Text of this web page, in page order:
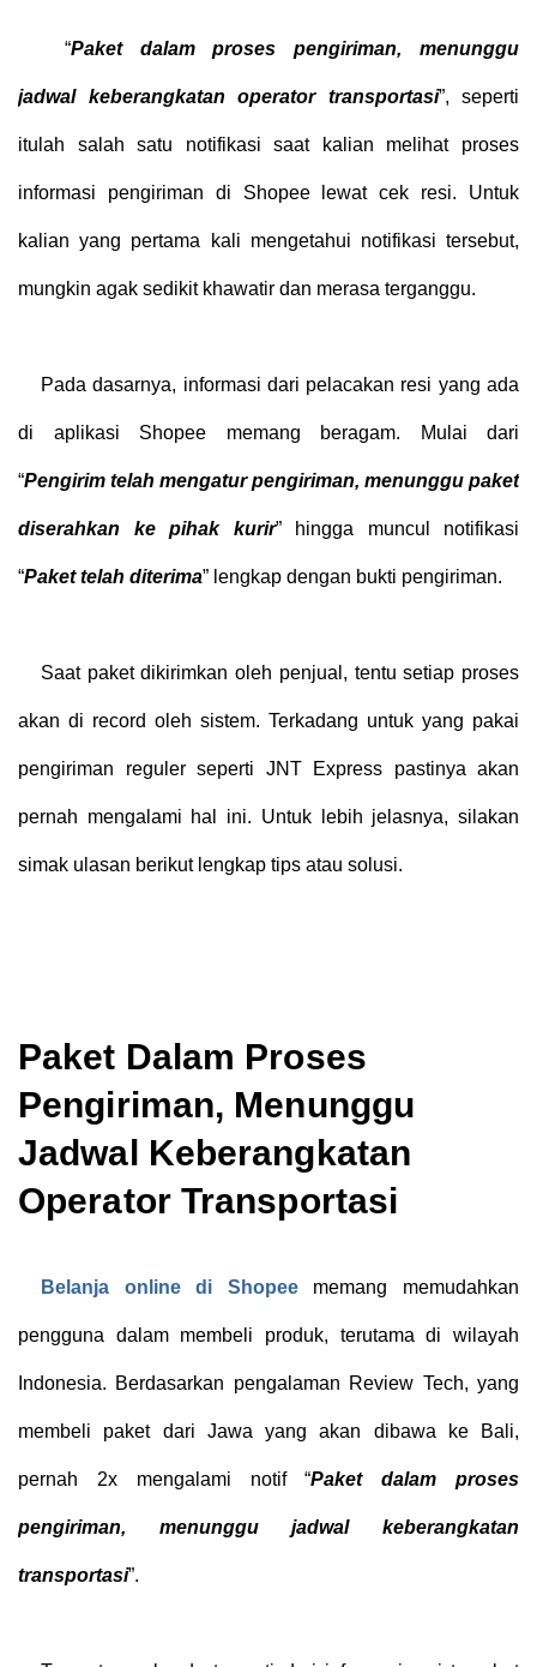
“Paket dalam proses pengiriman, menunggu
jadwal keberangkatan operator transportasi”, seperti
itulah salah satu notifikasi saat kalian melihat proses
informasi pengiriman di Shopee lewat cek resi. Untuk
kalian yang pertama kali mengetahui notifikasi tersebut,
mungkin agak sedikit khawatir dan merasa terganggu.
Pada dasarnya, informasi dari pelacakan resi yang ada
di aplikasi Shopee memang beragam. Mulai dari
“Pengirim telah mengatur pengiriman, menunggu paket
diserahkan ke pihak kurir” hingga muncul notifikasi
“Paket telah diterima” lengkap dengan bukti pengiriman.
Saat paket dikirimkan oleh penjual, tentu setiap proses
akan di record oleh sistem. Terkadang untuk yang pakai
pengiriman reguler seperti JNT Express pastinya akan
pernah mengalami hal ini. Untuk lebih jelasnya, silakan
simak ulasan berikut lengkap tips atau solusi.
Paket Dalam Proses
Pengiriman, Menunggu
Jadwal Keberangkatan
Operator Transportasi
Belanja online di Shopeememang memudahkan
pengguna dalam membeli produk, terutama di wilayah
Indonesia. Berdasarkan pengalaman Review Tech, yang
membeli paket dari Jawa yang akan dibawa ke Bali,
pernah 2x mengalami notif “Paket dalam proses
pengiriman, menunggu jadwal keberangkatan
transportasi”.